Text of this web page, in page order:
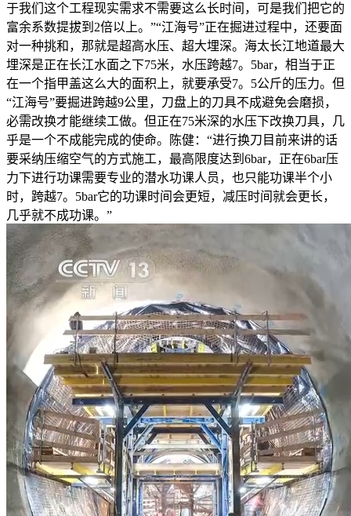
于我们这个工程现实需求不需要这么长时间，可是我们把它的
富余系数提拔到2倍以上。”“江海号”正在掘进过程中，还要面
对一种挑和，那就是超高水压、超大埋深。海太长江地道最大
埋深是正在长江水面之下75米，水压跨越7。5bar，相当于正
在一个指甲盖这么大的面积上，就要承受7。5公斤的压力。但
“江海号”要掘进跨越9公里，刀盘上的刀具不成避免会磨损，
必需改换才能继续工做。但正在75米深的水压下改换刀具，几
乎是一个不成能完成的使命。陈健：“进行换刀目前来讲的话
要采纳压缩空气的方式施工，最高限度达到6bar，正在6bar压
力下进行功课需要专业的潜水功课人员，也只能功课半个小
时，跨越7。5bar它的功课时间会更短，减压时间就会更长，
几乎就不成功课。”